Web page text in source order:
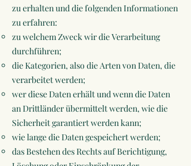
zu erhalten und die folgenden Informationen
zu erfahren:
zu welchem Zweck wir die Verarbeitung
durchführen;
die Kategorien, also die Arten von Daten, die
verarbeitet werden;
wer diese Daten erhält und wenn die Daten
an Drittländer übermittelt werden, wie die
Sicherheit garantiert werden kann;
wie lange die Daten gespeichert werden;
das Bestehen des Rechts auf Berichtigung,